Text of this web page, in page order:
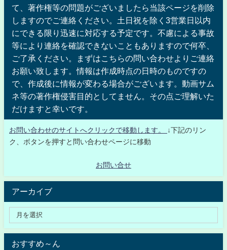
て、著作権等の問題がございましたら当該ページを削除
しますのでご連絡ください。土日祝を除く3営業日以内
にできる限り迅速に対応する予定です。不慮による事故
等により連絡を確認できないこともありますので何卒、
ご了承ください。まずはこちらの問い合わせよりご連絡
お願い致します。情報は作成時点の日時のものですの
で、作成後に情報が変わる場合がございます。動画サム
ネ等の著作権侵害目的としてません。その点ご理解いた
だけますと幸いです。
お問い合わせのサイトへクリックで移動します。
↓下記のリン
ク、ボタンを押すと問い合わせページに移動
お問い合せ
アーカイブ
おすすめ～ん